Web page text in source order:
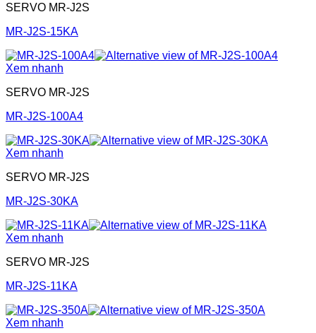
SERVO MR-J2S
MR-J2S-15KA
Xem nhanh
SERVO MR-J2S
MR-J2S-100A4
Xem nhanh
SERVO MR-J2S
MR-J2S-30KA
Xem nhanh
SERVO MR-J2S
MR-J2S-11KA
Xem nhanh